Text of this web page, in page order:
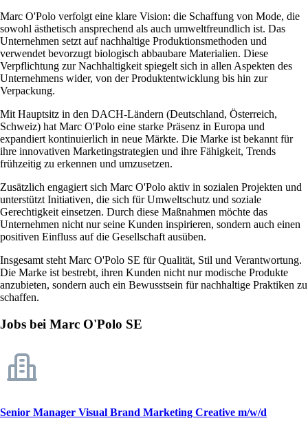
Marc O'Polo verfolgt eine klare Vision: die Schaffung von Mode, die
sowohl ästhetisch ansprechend als auch umweltfreundlich ist. Das
Unternehmen setzt auf nachhaltige Produktionsmethoden und
verwendet bevorzugt biologisch abbaubare Materialien. Diese
Verpflichtung zur Nachhaltigkeit spiegelt sich in allen Aspekten des
Unternehmens wider, von der Produktentwicklung bis hin zur
Verpackung.
Mit Hauptsitz in den DACH-Ländern (Deutschland, Österreich,
Schweiz) hat Marc O'Polo eine starke Präsenz in Europa und
expandiert kontinuierlich in neue Märkte. Die Marke ist bekannt für
ihre innovativen Marketingstrategien und ihre Fähigkeit, Trends
frühzeitig zu erkennen und umzusetzen.
Zusätzlich engagiert sich Marc O'Polo aktiv in sozialen Projekten und
unterstützt Initiativen, die sich für Umweltschutz und soziale
Gerechtigkeit einsetzen. Durch diese Maßnahmen möchte das
Unternehmen nicht nur seine Kunden inspirieren, sondern auch einen
positiven Einfluss auf die Gesellschaft ausüben.
Insgesamt steht Marc O'Polo SE für Qualität, Stil und Verantwortung.
Die Marke ist bestrebt, ihren Kunden nicht nur modische Produkte
anzubieten, sondern auch ein Bewusstsein für nachhaltige Praktiken zu
schaffen.
Jobs bei Marc O'Polo SE
Senior Manager Visual Brand Marketing Creative m/w/d